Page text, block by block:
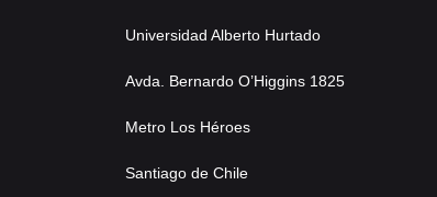
Universidad Alberto Hurtado
Avda. Bernardo O’Higgins 1825
Metro Los Héroes
Santiago de Chile